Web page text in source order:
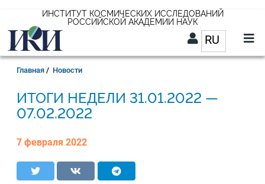
основному
содержанию
ИНСТИТУТ КОСМИЧЕСКИХ ИССЛЕДОВАНИЙ
РОССИЙСКОЙ АКАДЕМИИ НАУК
RUСписок
RU
Строка
навигации
Главная Новости
31.01.2022 —
07.02.2022
7 февраля 2022